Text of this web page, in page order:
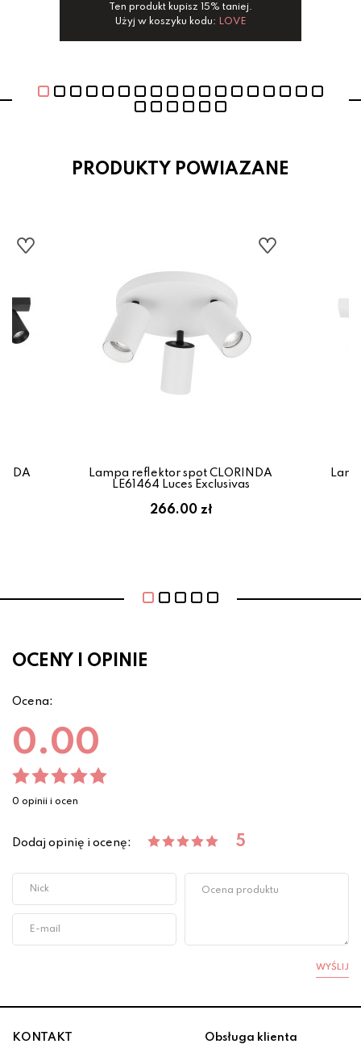
Ten produkt kupisz 15% taniej.
Użyj w koszyku kodu: LOVE
PRODUKTY POWIAZANE
Lampa reflektor spot CLORINDA
LE61464 Luces Exclusivas
266.00 zł
OCENY I OPINIE
Ocena:
0.00
0 opinii i ocen
Dodaj opinię i ocenę: 5
WYŚLIJ
KONTAKT Obsługa klienta